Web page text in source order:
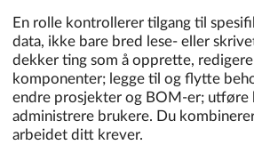
En rolle kontrollerer tilgang til
data, ikke bare bred lese- eller
dekker ting som å opprette,
komponenter; legge til og flytte
endre prosjekter og BOM-er; utføre
administrere brukere. Du
arbeidet ditt krever.